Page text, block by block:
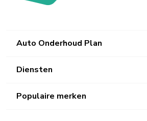
Auto Onderhoud Plan
Diensten
Populaire merken